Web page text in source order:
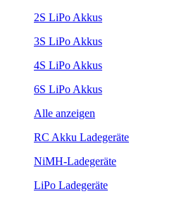
2S LiPo Akkus
3S LiPo Akkus
4S LiPo Akkus
6S LiPo Akkus
Alle anzeigen
RC Akku Ladegeräte
NiMH-Ladegeräte
LiPo Ladegeräte